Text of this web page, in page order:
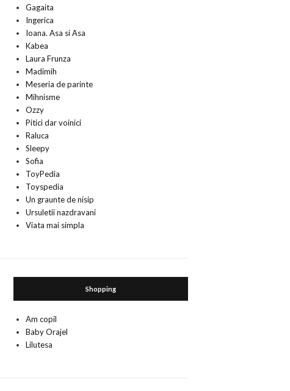
Gagaita
Ingerica
Ioana. Asa si Asa
Kabea
Laura Frunza
Madimih
Meseria de parinte
Mihnisme
Ozzy
Pitici dar voinici
Raluca
Sleepy
Sofia
ToyPedia
Toyspedia
Un graunte de nisip
Ursuletii nazdravani
Viata mai simpla
Shopping
Am copil
Baby Orajel
Lilutesa